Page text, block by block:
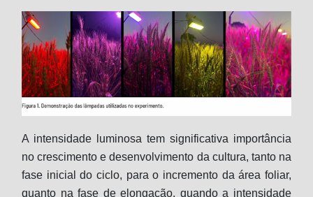
A intensidade luminosa tem significativa importância
no crescimento e desenvolvimento da cultura, tanto na
fase inicial do ciclo, para o incremento da área foliar,
quanto na fase de elongação, quando a intensidade